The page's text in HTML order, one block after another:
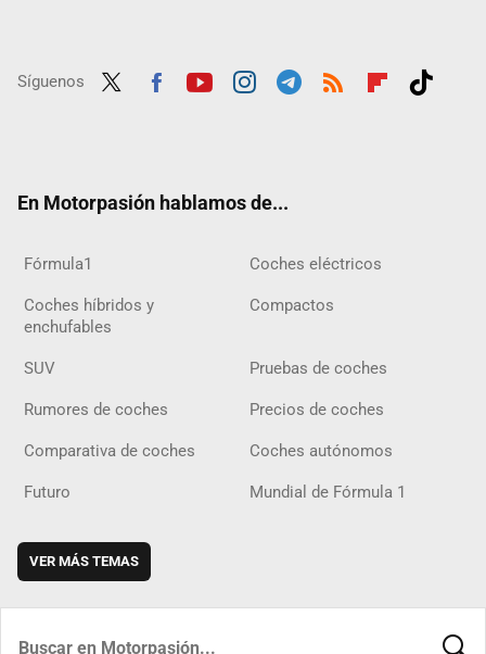
Síguenos
En Motorpasión hablamos de...
Fórmula1 Coches eléctricos
Coches híbridos y
enchufables
Compactos
SUV Pruebas de coches
Rumores de coches Precios de coches
Comparativa de coches Coches autónomos
Futuro Mundial de Fórmula 1
VER MÁS TEMAS